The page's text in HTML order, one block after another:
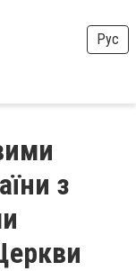
Рус
з